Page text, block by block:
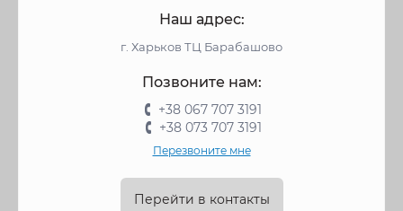
Наш адрес:
г. Харьков ТЦ Барабашово
Позвоните нам:
+38 067 707 3191
+38 073 707 3191
Перезвоните мне
Перейти в контакты